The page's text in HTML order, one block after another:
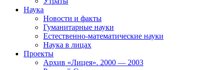
Наука
Новости и факты
Гуманитарные науки
Естественно-математические науки
Наука в лицах
Проекты
Архив «Лицея». 2000 — 2003